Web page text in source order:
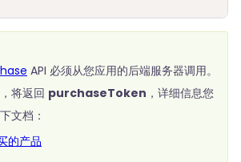
API 必须从您应用的后端服务器调用。
将返回 purchaseToken ，详细信息您
文档：
的产品